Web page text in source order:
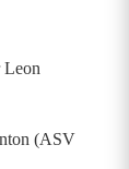
Leon
(ASV